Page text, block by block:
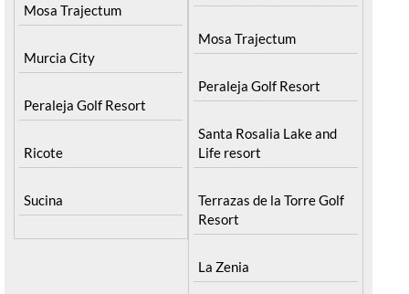
Mosa Trajectum
Murcia City
Peraleja Golf Resort
Ricote
Sucina
Mosa Trajectum
Peraleja Golf Resort
Santa Rosalia Lake and
Life resort
Terrazas de la Torre Golf
Resort
La Zenia